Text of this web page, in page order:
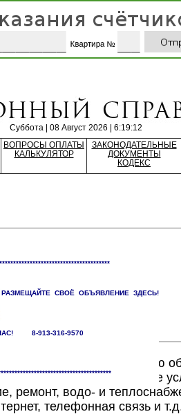
Суббота | 08 Август 2026 | 6:19:12
ВОПРОСЫ ОПЛАТЫ
КАЛЬКУЛЯТОР
ЗАКОНОДАТЕЛЬНЫЕ
ДОКУМЕНТЫ
КОДЕКС
РАЗМЕЩАЙТЕ СВОЁ ОБЪЯВЛЕНИЕ ЗДЕСЬ!
8-913-316-9570
информацию
жилищно-коммунальные
ремонт, водо- и
телефонная связь и